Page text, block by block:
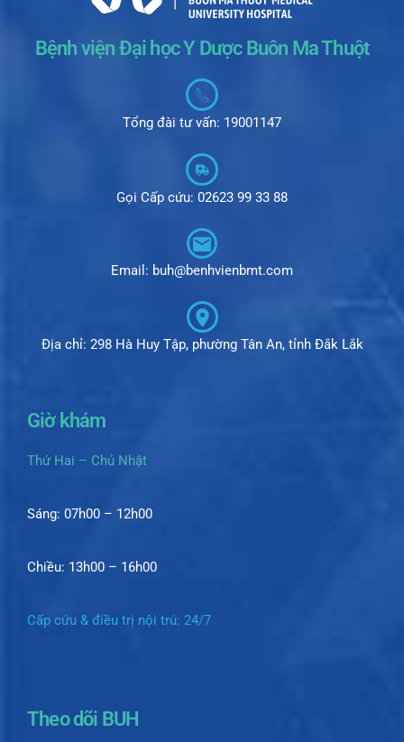
Bệnh viện Đại học Y Dược Buôn Ma Thuột
Tổng đài tư vấn: 19001147
Gọi Cấp cứu: 02623 99 33 88
Email: buh@benhvienbmt.com
Địa chỉ: 298 Hà Huy Tập, phường Tân An, tỉnh Đắk Lắk
Giờ khám
Thứ Hai – Chủ Nhật
Sáng: 07h00 – 12h00
Chiều: 13h00 – 16h00
Cấp cứu & điều trị nội trú: 24/7
Theo dõi BUH